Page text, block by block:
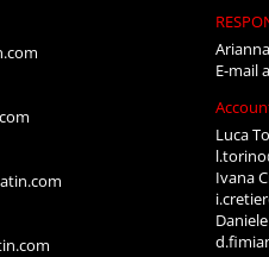
E-mail
Luca
Ivana